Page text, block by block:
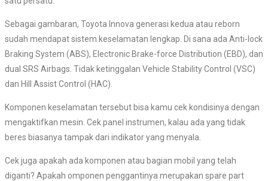
Sebagai gambaran, Toyota Innova generasi kedua atau reborn
sudah mendapat sistem keselamatan lengkap. Di sana ada Anti-lock
Braking System (ABS), Electronic Brake-force Distribution (EBD), dan
dual SRS Airbags. Tidak ketinggalan Vehicle Stability Control (VSC)
dan Hill Assist Control (HAC).
Komponen keselamatan tersebut bisa kamu cek kondisinya dengan
mengaktifkan mesin. Cek panel instrumen, kalau ada yang tidak
beres biasanya tampak dari indikator yang menyala.
Cek juga apakah ada komponen atau bagian mobil yang telah
diganti? Apakah omponen penggantinya merupakan spare part